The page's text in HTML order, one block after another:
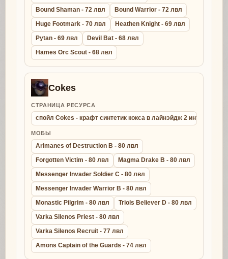
Bound Shaman - 72 лвл
Bound Warrior - 72 лвл
Huge Footmark - 70 лвл
Heathen Knight - 69 лвл
Pytan - 69 лвл
Devil Bat - 68 лвл
Hames Orc Scout - 68 лвл
Cokes
СТРАНИЦА РЕСУРСА
спойл Cokes - крафт синтетик кокса в лайнэйдж 2 интерлюд
МОБЫ
Arimanes of Destruction B - 80 лвл
Forgotten Victim - 80 лвл
Magma Drake B - 80 лвл
Messenger Invader Soldier C - 80 лвл
Messenger Invader Warrior B - 80 лвл
Monastic Pilgrim - 80 лвл
Triols Believer D - 80 лвл
Varka Silenos Priest - 80 лвл
Varka Silenos Recruit - 77 лвл
Amons Captain of the Guards - 74 лвл